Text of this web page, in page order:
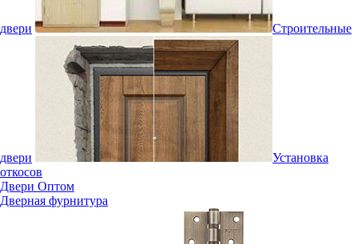
двери Строительные
двери
Установка
откосов
Двери Оптом
Дверная фурнитура